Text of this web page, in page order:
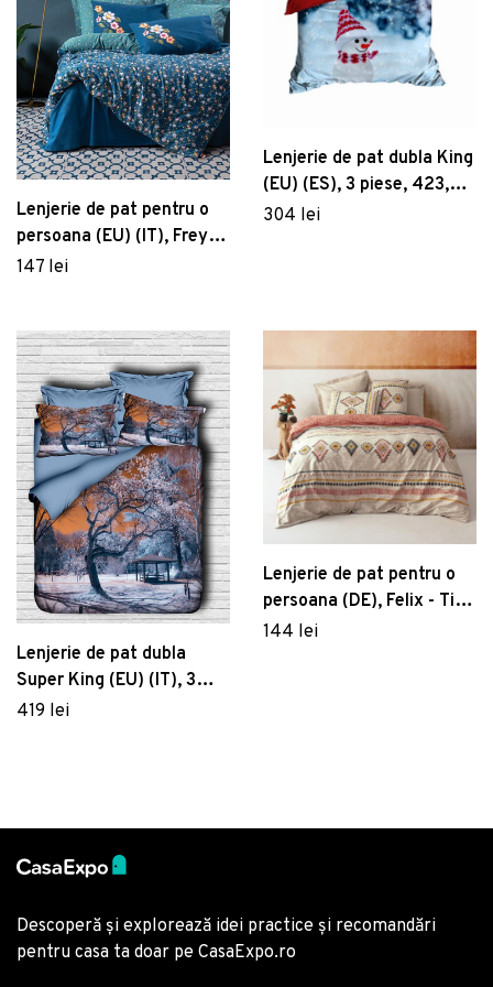
Lenjerie de pat pentru o
persoana (EU) (IT), Freya -
Dark Blue, Cotton Box,
147 lei
Lenjerie de pat dubla King
(EU) (ES), 3 piese, 423,
Pearl Home, Poliester
304 lei
Lenjerie de pat dubla
Super King (EU) (IT), 3
piese, 101, Pearl Home,
419 lei
Lenjerie de pat pentru o
persoana (DE), Felix - Tile
Red, Cotton Box, Bumbac
144 lei
Descoperă și explorează idei practice și recomandări
pentru casa ta doar pe CasaExpo.ro